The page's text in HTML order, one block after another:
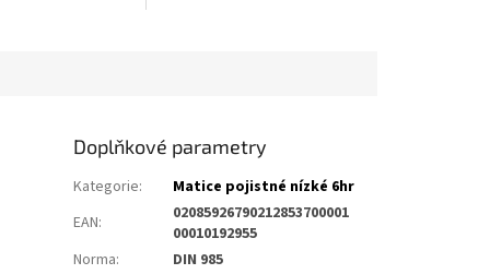
Doplňkové parametry
Kategorie:
Matice pojistné nízké 6hr
EAN:
02085926790212853700001
00010192955
Norma:
DIN 985